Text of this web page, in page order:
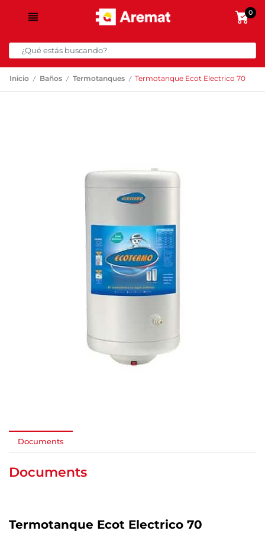
0
Inicio / Baños / Termotanques / Termotanque Ecot Electrico 70
Documents
Documents
Termotanque Ecot Electrico 70